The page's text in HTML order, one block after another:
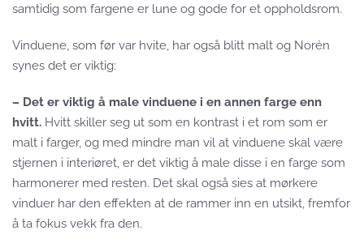
samtidig som fargene er lune og gode for et oppholdsrom.
Vinduene, som før var hvite, har også blitt malt og Norén
synes det er viktig:
– Det er viktig å male vinduene i en annen farge enn
hvitt. Hvitt skiller seg ut som en kontrast i et rom som er
malt i farger, og med mindre man vil at vinduene skal være
stjernen i interiøret, er det viktig å male disse i en farge som
harmonerer med resten. Det skal også sies at mørkere
vinduer har den effekten at de rammer inn en utsikt, fremfor
å ta fokus vekk fra den.